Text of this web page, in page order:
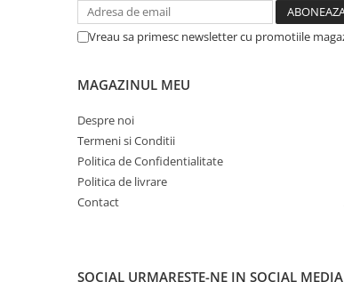
Vreau sa primesc newsletter cu promotiile
MAGAZINUL MEU
Despre noi
Termeni si Conditii
Politica de Confidentialitate
Politica de livrare
Contact
SOCIAL URMARESTE-NE IN SOCIAL MEDIA